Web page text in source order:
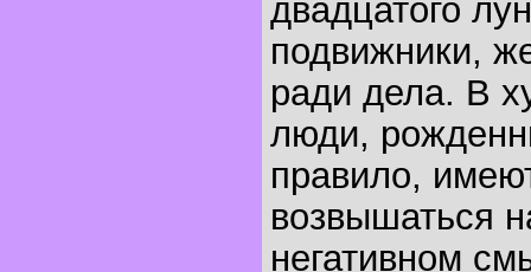
двадцатого
подвижники,
ради дела. В
люди,
правило,
возвышаться
негативном